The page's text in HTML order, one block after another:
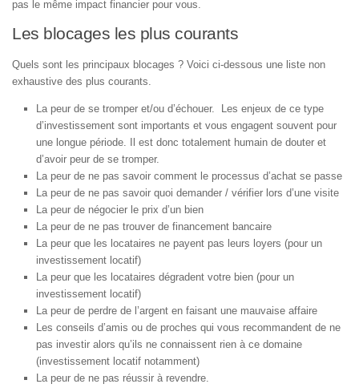
pas le même impact financier pour vous.
Les blocages les plus courants
Quels sont les principaux blocages ? Voici ci-dessous une liste non
exhaustive des plus courants.
La peur de se tromper et/ou d’échouer. Les enjeux de ce type
d’investissement sont importants et vous engagent souvent pour
une longue période. Il est donc totalement humain de douter et
d’avoir peur de se tromper.
La peur de ne pas savoir comment le processus d’achat se passe
La peur de ne pas savoir quoi demander / vérifier lors d’une visite
La peur de négocier le prix d’un bien
La peur de ne pas trouver de financement bancaire
La peur que les locataires ne payent pas leurs loyers (pour un
investissement locatif)
La peur que les locataires dégradent votre bien (pour un
investissement locatif)
La peur de perdre de l’argent en faisant une mauvaise affaire
Les conseils d’amis ou de proches qui vous recommandent de ne
pas investir alors qu’ils ne connaissent rien à ce domaine
(investissement locatif notamment)
La peur de ne pas réussir à revendre.